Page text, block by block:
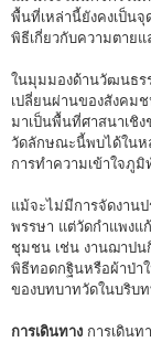
พื้นที่เหล่านี้ยังคงเป็น
พิธีเกี่ยวกับความตาย
ในมุมมองด้านวัฒนธร
เปลี่ยนผ่านของสังคม
มาเป็นพื้นที่ศาสนาเชิ
วัดลักษณะนี้พบได้ในห
การทำความเข้าใจภู
แม้จะไม่มีการจัดงาน
พรรษา แต่วัดกำแพงแ
ชุมชน เช่น งานฌาปน
พิธีทอดกฐินหรือผ้าป่า
ของบทบาทวัดในบริบ
การเดินทาง การเดินท